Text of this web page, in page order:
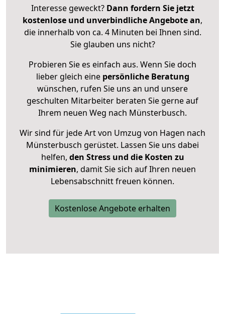
Interesse geweckt? Dann fordern Sie jetzt
kostenlose und unverbindliche Angebote an,
die innerhalb von ca. 4 Minuten bei Ihnen sind.
Sie glauben uns nicht?
Probieren Sie es einfach aus. Wenn Sie doch
lieber gleich eine persönliche Beratung
wünschen, rufen Sie uns an und unsere
geschulten Mitarbeiter beraten Sie gerne auf
Ihrem neuen Weg nach Münsterbusch.
Wir sind für jede Art von Umzug von Hagen nach
Münsterbusch gerüstet. Lassen Sie uns dabei
helfen, den Stress und die Kosten zu
minimieren, damit Sie sich auf Ihren neuen
Lebensabschnitt freuen können.
Kostenlose Angebote erhalten